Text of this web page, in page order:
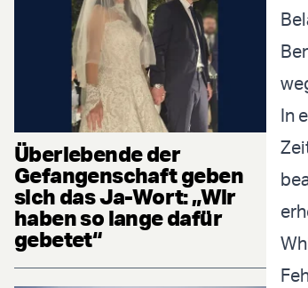
Überlebende der
Gefangenschaft geben
sich das Ja-Wort: „Wir
haben so lange dafür
gebetet“
In